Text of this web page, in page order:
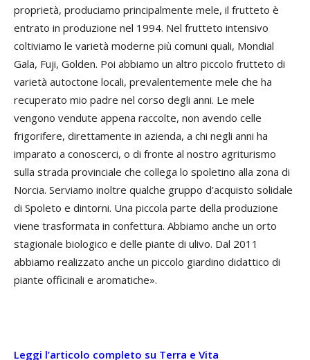
proprietà, produciamo principalmente mele, il frutteto è
entrato in produzione nel 1994. Nel frutteto intensivo
coltiviamo le varietà moderne più comuni quali, Mondial
Gala, Fuji, Golden. Poi abbiamo un altro piccolo frutteto di
varietà autoctone locali, prevalentemente mele che ha
recuperato mio padre nel corso degli anni. Le mele
vengono vendute appena raccolte, non avendo celle
frigorifere, direttamente in azienda, a chi negli anni ha
imparato a conoscerci, o di fronte al nostro agriturismo
sulla strada provinciale che collega lo spoletino alla zona di
Norcia. Serviamo inoltre qualche gruppo d’acquisto solidale
di Spoleto e dintorni. Una piccola parte della produzione
viene trasformata in confettura. Abbiamo anche un orto
stagionale biologico e delle piante di ulivo. Dal 2011
abbiamo realizzato anche un piccolo giardino didattico di
piante officinali e aromatiche».
Leggi l’articolo completo su Terra e Vita